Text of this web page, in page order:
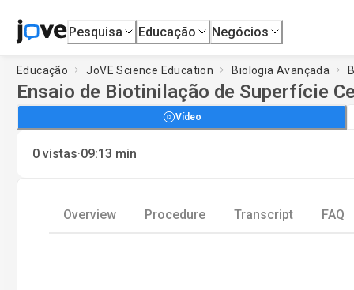
Pesquisa Educação Negócios
Educação JoVE Science Education Biologia Avançada
Ensaio de Biotinilação de Superfície
Vídeo
0 vistas·09:13 min
Overview Procedure Transcript FAQ